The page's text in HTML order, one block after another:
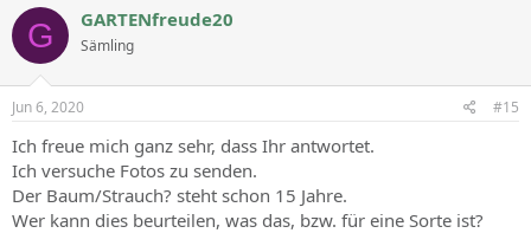
G GARTENfreude20
Sämling
Jun 6, 2020 #15
Ich freue mich ganz sehr, dass Ihr antwortet.
Ich versuche Fotos zu senden.
Der Baum/Strauch? steht schon 15 Jahre.
Wer kann dies beurteilen, was das, bzw. für eine Sorte ist?